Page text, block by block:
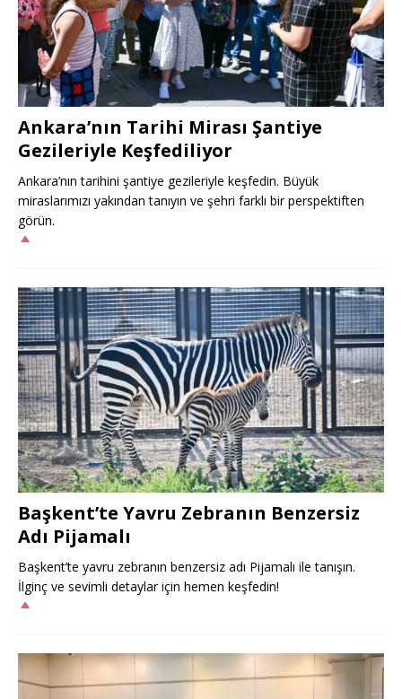
Ankara’nın Tarihi Mirası Şantiye
Gezileriyle Keşfediliyor
Ankara’nın tarihini şantiye gezileriyle keşfedin. Büyük
miraslarımızı yakından tanıyın ve şehri farklı bir perspektiften
görün.
Başkent’te Yavru Zebranın Benzersiz
Adı Pijamalı
Başkent’te yavru zebranın benzersiz adı Pijamalı ile tanışın.
İlginç ve sevimli detaylar için hemen keşfedin!